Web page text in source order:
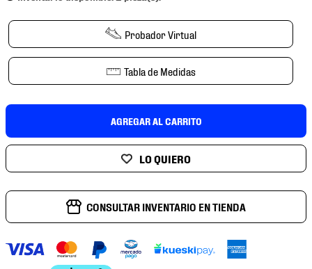
Probador Virtual
Tabla de Medidas
AGREGAR AL CARRITO
CONSULTAR INVENTARIO EN TIENDA
9.
tenis niño